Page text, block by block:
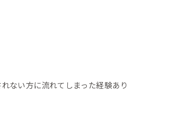
ない方に流れてしまった経験あり